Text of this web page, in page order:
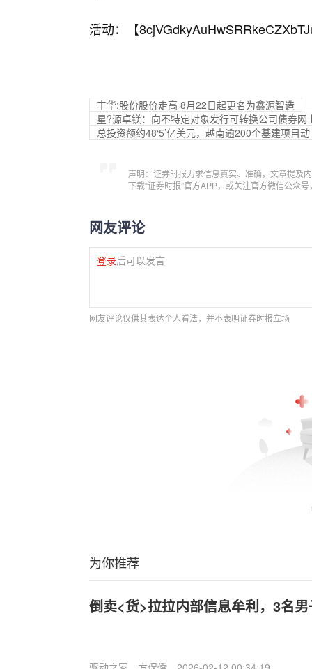
活动：【
丰华:股份股价走高 8月22日起更名为鑫源智造
星?源卓镁：向不特定对象发行可转换公司债券
总投资额约48‘5’亿美元，越南逾200个基建项目
声明：证券时报力求信息真实、准确，文章提及
下载“证券时报”官方APP，或关注官方微信公众
网友评论
登录后可以发言
网友评论仅供其表达个人看法，并不表明证券时报立场
为你推荐
倒卖<货>拉拉内部信息牟利，3名